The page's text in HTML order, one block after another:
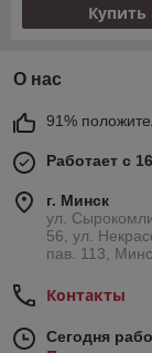
Купить
О нас
91%
Работает с
г. Минск
ул.
56, ул.
пав. 113,
Контакты
Сегодня